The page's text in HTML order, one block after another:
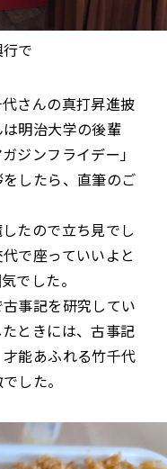
で
さんの真打昇進披
明治大学の後輩
ジンフライデー」
したら、直筆のご
たので立ち見でし
で座っていいよと
でした。
事記を研究してい
ときには、古事記
能あふれる竹千代
した。